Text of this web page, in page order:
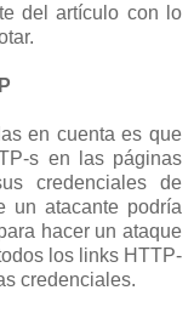
del artículo con lo
en cuenta es que
s en las páginas
credenciales de
un atacante podría
hacer un ataque
los links HTTP-
credenciales.